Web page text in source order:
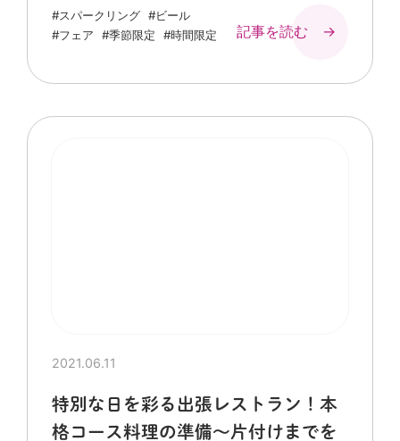
#スパークリング #ビール
#フェア
#季節限定 #時間限定 記事を読む →
2021.06.11
特別な日を彩る出張レストラン！本
格コース料理の準備～片付けまでを